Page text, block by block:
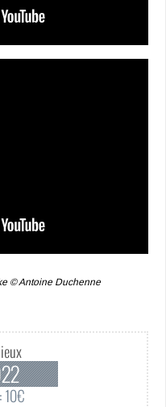
© Antoine Duchenne
10€